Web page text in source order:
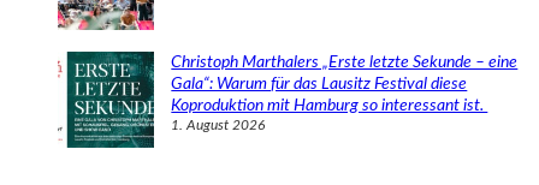
Christoph Marthalers „Erste letzte Sekunde – eine
Gala“: Warum für das Lausitz Festival diese
Koproduktion mit Hamburg so interessant ist.
1. August 2026